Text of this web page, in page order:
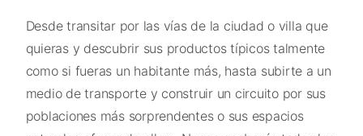
Desde transitar por las vías de la ciudad o villa que
quieras y descubrir sus productos típicos talmente
como si fueras un habitante más, hasta subirte a un
medio de transporte y construir un circuito por sus
poblaciones más sorprendentes o sus espacios